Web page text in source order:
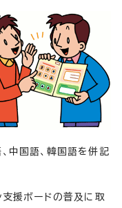
中国語、韓国語を併記
援ボードの普及に取